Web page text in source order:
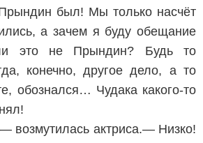
был! Мы только насчёт
а зачем я буду обещание
это не Прындин? Будь то
конечно, другое дело, а то
обознался… Чудака какого-то
возмутилась актриса.— Низко!